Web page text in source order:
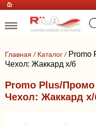
Главная / Каталог / Promo
Чехол: Жаккард х/б
Promo Plus/
Чехол: Жаккард